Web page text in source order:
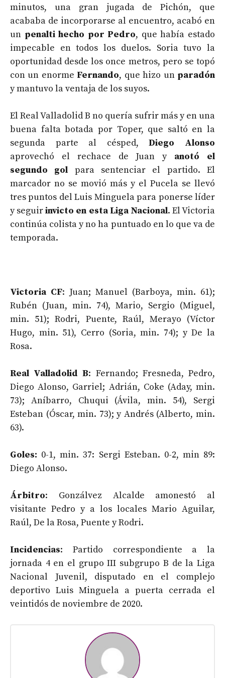
minutos, una gran jugada de Pichón, que
acababa de incorporarse al encuentro, acabó en
un penalti hecho por Pedro, que había estado
impecable en todos los duelos. Soria tuvo la
oportunidad desde los once metros, pero se topó
con un enorme Fernando, que hizo un paradón
y mantuvo la ventaja de los suyos.
El Real Valladolid B no quería sufrir más y en una
buena falta botada por Toper, que saltó en la
segunda parte al césped,Diego Alonso
aprovechó el rechace de Juan y anotó el
segundo gol para sentenciar el partido. El
marcador no se movió más y el Pucela se llevó
tres puntos del Luis Minguela para ponerse líder
y seguirinvicto en esta Liga Nacional. El Victoria
continúa colista y no ha puntuado en lo que va de
temporada.
Victoria CF: Juan; Manuel (Barboya, min. 61);
Rubén (Juan, min. 74), Mario, Sergio (Miguel,
min. 51); Rodri, Puente, Raúl, Merayo (Víctor
Hugo, min. 51), Cerro (Soria, min. 74); y De la
Rosa.
Real Valladolid B: Fernando; Fresneda, Pedro,
Diego Alonso, Garriel; Adrián, Coke (Aday, min.
73); Aníbarro, Chuqui (Ávila, min. 54), Sergi
Esteban (Óscar, min. 73); y Andrés (Alberto, min.
63).
Goles: 0-1, min. 37: Sergi Esteban. 0-2, min 89:
Diego Alonso.
Árbitro: Gonzálvez Alcalde amonestó al
visitante Pedro y a los locales Mario Aguilar,
Raúl, De la Rosa, Puente y Rodri.
Incidencias: Partido correspondiente a la
jornada 4 en el grupo III subgrupo B de la Liga
Nacional Juvenil, disputado en el complejo
deportivo Luis Minguela a puerta cerrada el
veintidós de noviembre de 2020.